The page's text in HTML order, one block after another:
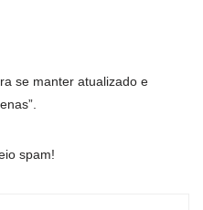
se manter atualizado e
spam!